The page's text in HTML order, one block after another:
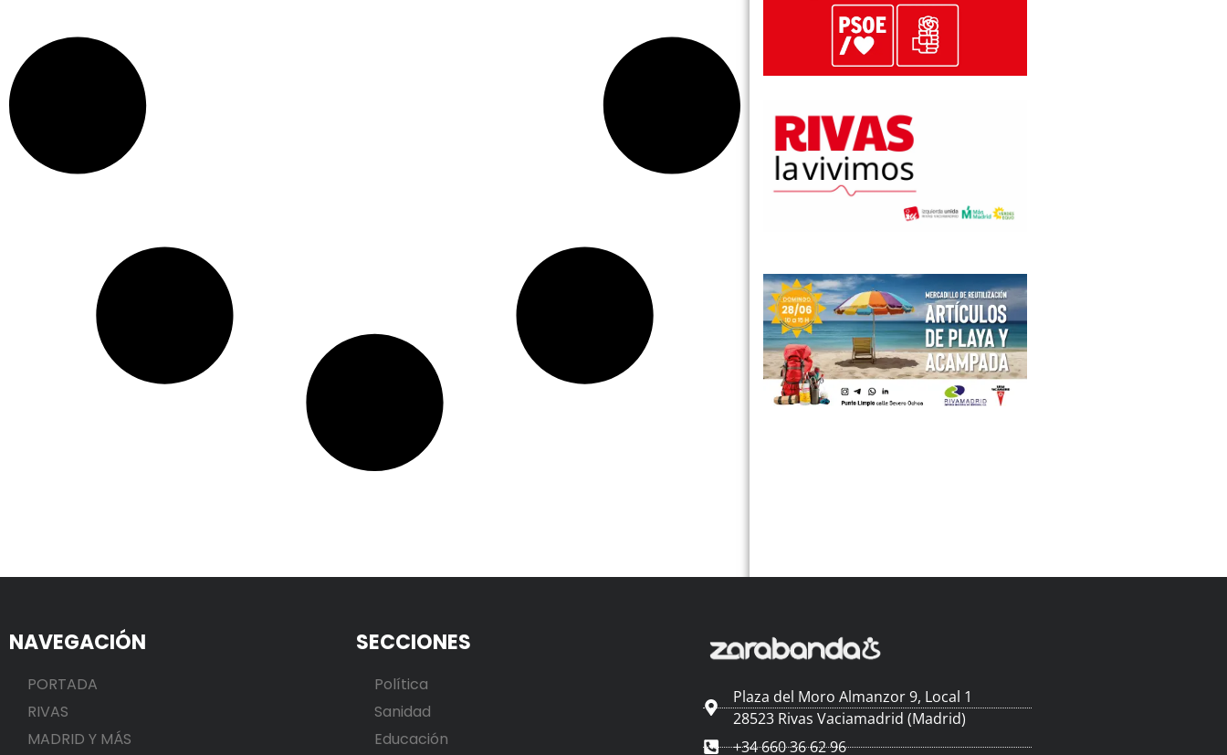
NAVEGACIÓN
PORTADA
RIVAS
MADRID Y MÁS
SECCIONES
Política
Sanidad
Educación
Plaza del Moro Almanzor 9, Local 1
28523 Rivas Vaciamadrid (Madrid)
+34 660 36 62 96